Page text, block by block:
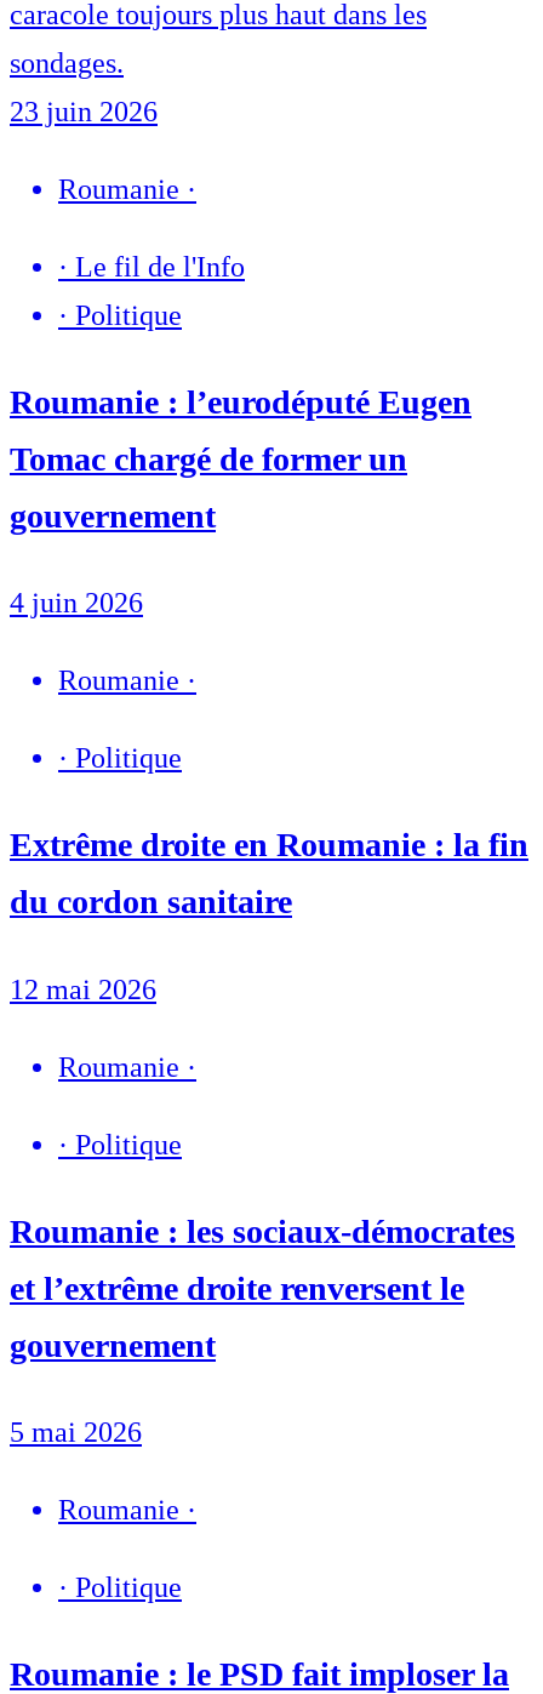
caracole toujours plus haut dans les
sondages.
23 juin 2026
Roumanie ·
· Le fil de l'Info
· Politique
Roumanie : l’eurodéputé Eugen
Tomac chargé de former un
gouvernement
4 juin 2026
Roumanie ·
· Politique
Extrême droite en Roumanie : la fin
du cordon sanitaire
12 mai 2026
Roumanie ·
· Politique
Roumanie : les sociaux-démocrates
et l’extrême droite renversent le
gouvernement
5 mai 2026
Roumanie ·
· Politique
Roumanie : le PSD fait imploser la